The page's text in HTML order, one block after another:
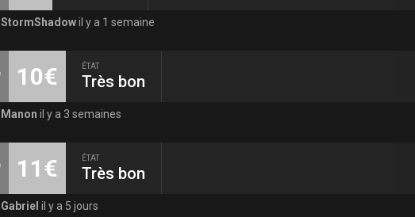
StormShadowil y a 1 semaine
10€ ÉTAT
Très bon
Manon il y a 3 semaines
11€ ÉTAT
Très bon
Gabriel il y a 5 jours